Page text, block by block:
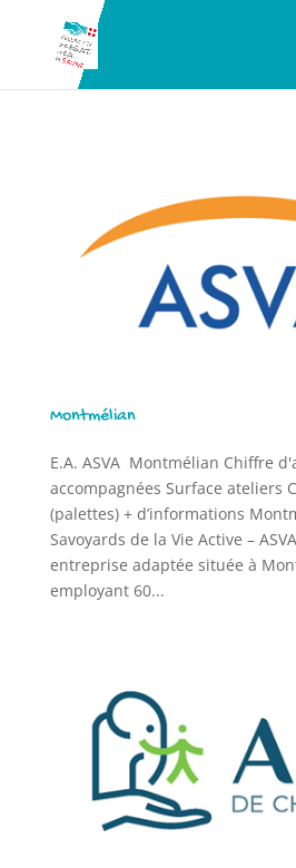
Montmélian
E.A. ASVA Montmélian Chiffre
accompagnées Surface ateliers
(palettes) + d’informations
Savoyards de la Vie Active –
entreprise adaptée située à
employant 60...